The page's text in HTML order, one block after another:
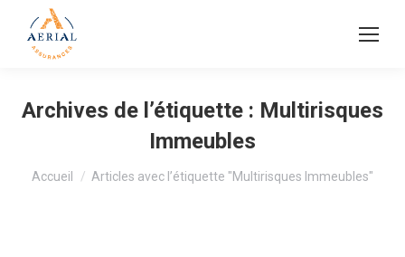
Archives de l’étiquette : Multirisques
Immeubles
Vous êtes ici :
Accueil Articles avec l’étiquette "Multirisques Immeubles"